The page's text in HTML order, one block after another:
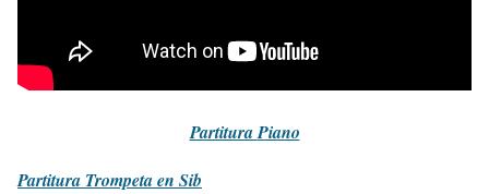
PartituraPiano
Partitura Trompeta en Sib